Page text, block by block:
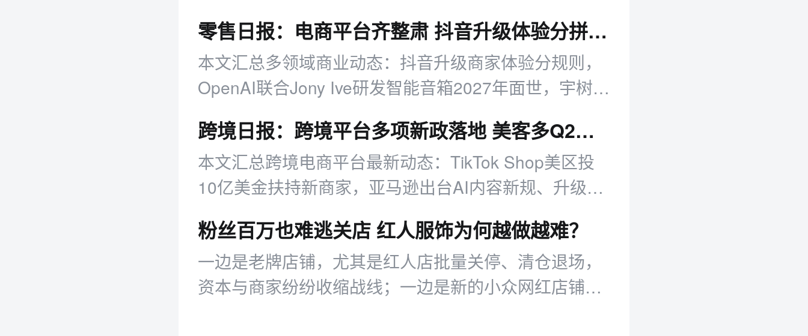
零售日报：电商平台齐整肃 抖音升级体验分拼多多打击虚假宣传
本文汇总多领域商业动态：抖音升级商家体验分规则，
OpenAI联合Jony Ive研发智能音箱2027年面世，宇树科
跨境日报：跨境平台多项新政落地 美客多Q2营收同比增50%
本文汇总跨境电商平台最新动态：TikTok Shop美区投
10亿美金扶持新商家，亚马逊出台AI内容新规、升级卖
粉丝百万也难逃关店 红人服饰为何越做越难？
一边是老牌店铺，尤其是红人店批量关停、清仓退场，
资本与商家纷纷收缩战线；一边是新的小众网红店铺不